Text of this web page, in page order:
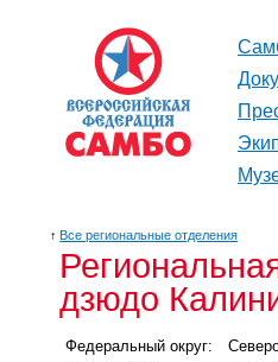
↑ Все региональные отделения
дзюдо
Федеральный округ: